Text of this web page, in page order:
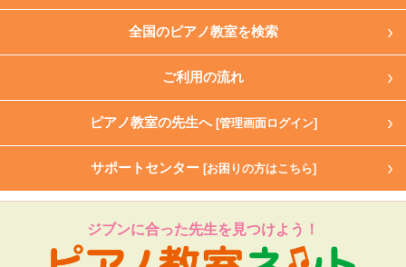
全国のピアノ教室を検索
ご利用の流れ
ピアノ教室の先生へ [管理画面ログイン]
サポートセンター [お困りの方はこちら]
ジブンに合った先生を見つけよう！